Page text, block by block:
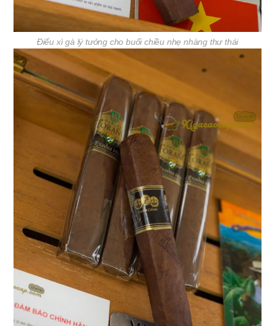
Điếu xì gà lý tưởng cho buổi chiều nhẹ nhàng thư thái